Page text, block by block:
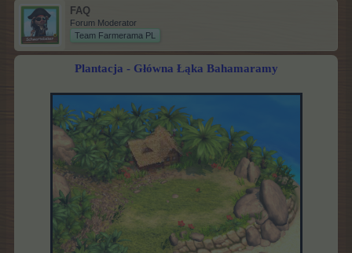
FAQ
Forum Moderator
Team Farmerama PL
Plantacja - Główna Łąka Bahamaramy